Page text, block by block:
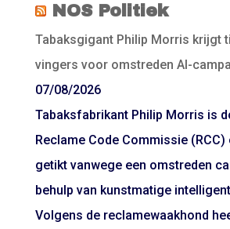
NOS Politiek
Tabaksgigant Philip Morris krijgt
vingers voor omstreden AI-
07/08/2026
Tabaksfabrikant Philip Morris is
Reclame Code Commissie
getikt vanwege een omstreden
behulp van kunstmatige
Volgens de reclamewaakhond